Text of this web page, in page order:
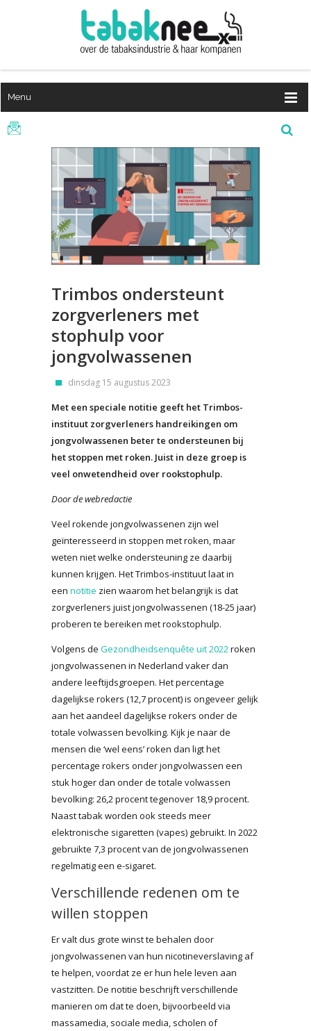
Menu
Trimbos ondersteunt
zorgverleners met
stophulp voor
jongvolwassenen
dinsdag 15 augustus 2023
Met een speciale notitie geeft het Trimbos-
instituut zorgverleners handreikingen om
jongvolwassenen beter te ondersteunen bij
het stoppen met roken. Juist in deze groep is
veel onwetendheid over rookstophulp.
Door de webredactie
Veel rokende jongvolwassenen zijn wel
geïnteresseerd in stoppen met roken, maar
weten niet welke ondersteuning ze daarbij
kunnen krijgen. Het Trimbos-instituut laat in
een notitie zien waarom het belangrijk is dat
zorgverleners juist jongvolwassenen (18-25 jaar)
proberen te bereiken met rookstophulp.
Volgens de Gezondheidsenquête uit 2022roken
jongvolwassenen in Nederland vaker dan
andere leeftijdsgroepen. Het percentage
dagelijkse rokers (12,7 procent) is ongeveer gelijk
aan het aandeel dagelijkse rokers onder de
totale volwassen bevolking. Kijk je naar de
mensen die ‘wel eens’ roken dan ligt het
percentage rokers onder jongvolwassen een
stuk hoger dan onder de totale volwassen
bevolking: 26,2 procent tegenover 18,9 procent.
Naast tabak worden ook steeds meer
elektronische sigaretten (vapes) gebruikt. In 2022
gebruikte 7,3 procent van de jongvolwassenen
regelmatig een e-sigaret.
Verschillende redenen om te
willen stoppen
Er valt dus grote winst te behalen door
jongvolwassenen van hun nicotineverslaving af
te helpen, voordat ze er hun hele leven aan
vastzitten. De notitie beschrijft verschillende
manieren om dat te doen, bijvoorbeeld via
massamedia, sociale media, scholen of